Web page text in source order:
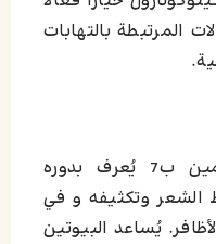
المرتبطة بالتهابات
البيوتين (Biotin) هو فيتامين ب7 يُعرف بدوره
الشعر وتكثيفه و في
يُساعد البيوتين